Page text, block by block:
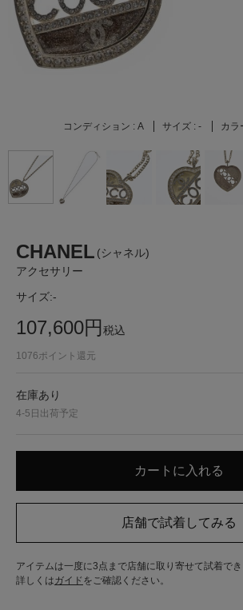
コンディション : A サイズ : - カラ
CHANEL (シャネル)
アクセサリー
サイズ:-
107,600円税込
1076ポイント還元
在庫あり
4-5日出荷予定
アイテムは一度に3点まで店舗に取り寄せて試着でき
詳しくはガイド をご確認ください。